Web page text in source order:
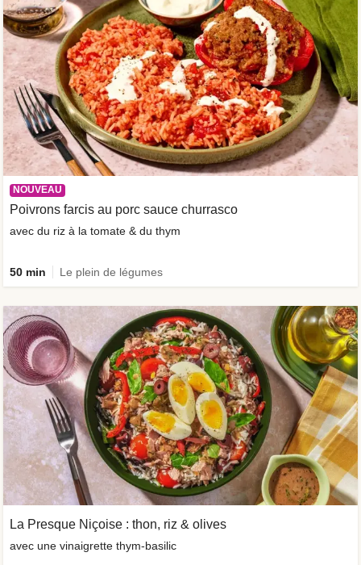
NOUVEAU
Poivrons farcis au porc sauce churrasco
avec du riz à la tomate & du thym
50 min Le plein de légumes
La Presque Niçoise : thon, riz & olives
avec une vinaigrette thym-basilic